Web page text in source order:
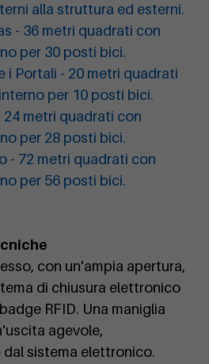
alla struttura ed esterni.
- 36 metri quadrati con
per 30 posti bici.
i Portali - 20 metri quadrati
per 10 posti bici.
metri quadrati con
per 28 posti bici.
- 72 metri quadrati con
per 56 posti bici.
con un'ampia apertura,
di chiusura elettronico
RFID. Una maniglia
agevole,
sistema elettronico.